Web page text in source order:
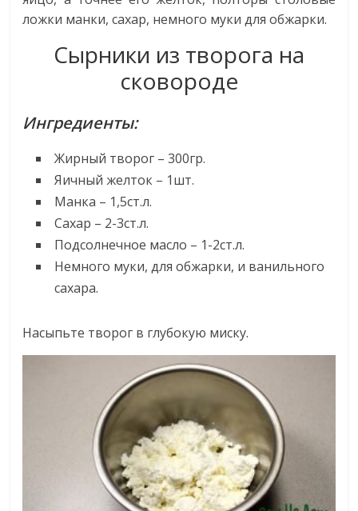
ложки манки, сахар, немного муки для обжарки.
Сырники из творога на
сковороде
Ингредиенты:
Жирный творог – 300гр.
Яичный желток – 1шт.
Манка – 1,5ст.л.
Сахар – 2-3ст.л.
Подсолнечное масло – 1-2ст.л.
Немного муки, для обжарки, и ванильного
сахара.
Насыпьте творог в глубокую миску.